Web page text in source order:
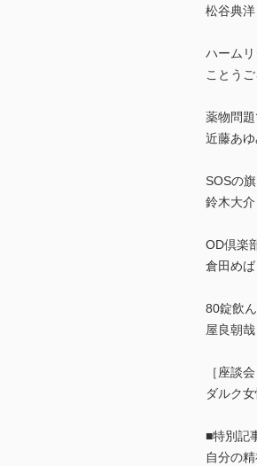
松谷典洋
ハーム
ことうご
薬物問
近藤あゆ
SOSの
鈴木大介
OD倶楽
倉田めば
80錠飲
屋良朝哉
［座談
ダルク
■特別記
自分の